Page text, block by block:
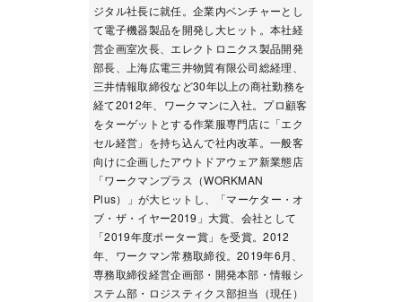
ジタル社長に就任。企業内ベンチャーとし
て電子機器製品を開発し大ヒット。本社経
営企画室次長、エレクトロニクス製品開発
部長、上海広電三井物貿有限公司総経理、
三井情報取締役など30年以上の商社勤務を
経て2012年、ワークマンに入社。プロ顧客
をターゲットとする作業服専門店に「エク
セル経営」を持ち込んで社内改革。一般客
向けに企画したアウトドアウェア新業態店
「ワークマンプラス（WORKMAN
Plus）」が大ヒットし、「マーケター・オ
ブ・ザ・イヤー2019」大賞、会社として
「2019年度ポーター賞」を受賞。2012
年、ワークマン常務取締役。2019年6月、
専務取締役経営企画部・開発本部・情報シ
ステム部・ロジスティクス部担当（現任）